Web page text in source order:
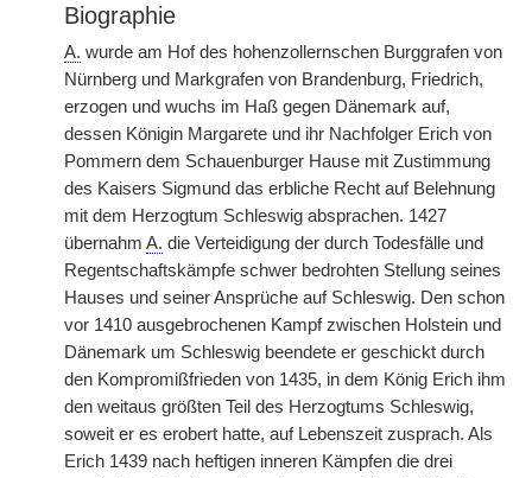
Biographie
A. wurde am Hof des hohenzollernschen Burggrafen von
Nürnberg und Markgrafen von Brandenburg, Friedrich,
erzogen und wuchs im Haß gegen Dänemark auf,
dessen Königin Margarete und ihr Nachfolger Erich von
Pommern dem Schauenburger Hause mit Zustimmung
des Kaisers Sigmund das erbliche Recht auf Belehnung
mit dem Herzogtum Schleswig absprachen. 1427
übernahm A. die Verteidigung der durch Todesfälle und
Regentschaftskämpfe schwer bedrohten Stellung seines
Hauses und seiner Ansprüche auf Schleswig. Den schon
vor 1410 ausgebrochenen Kampf zwischen Holstein und
Dänemark um Schleswig beendete er geschickt durch
den Kompromißfrieden von 1435, in dem König Erich ihm
den weitaus größten Teil des Herzogtums Schleswig,
soweit er es erobert hatte, auf Lebenszeit zusprach. Als
Erich 1439 nach heftigen inneren Kämpfen die drei